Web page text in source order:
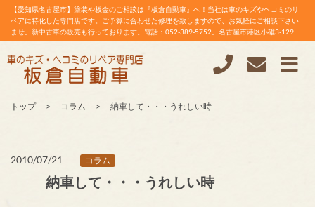
【愛知県名古屋市】塗装や板金のご相談は『板倉自動車』へ！当社は車のキズやヘコミのリ
ペアに特化した専門店です。ご予算に合わせた修理を致しますので、お気軽にご相談下さい
ませ。新中古車の販売も行っております。電話：052-389-5752。名古屋市港区小碓3-129
トップ コラム 納車して・・・うれしい時
2010/07/21 コラム
納車して・・・うれしい時